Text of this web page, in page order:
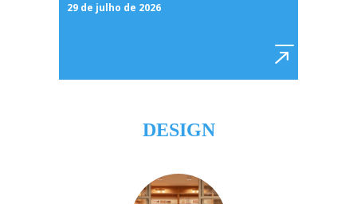
29 de julho de 2026
DESIGN